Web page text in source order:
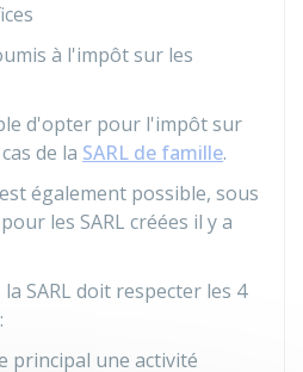
à l'impôt sur les
d'opter pour l'impôt sur
de la SARL de famille.
également possible, sous
les SARL créées il y a
la SARL doit respecter les 4
principal une activité